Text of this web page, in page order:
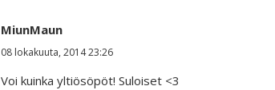
MiunMaun
08 lokakuuta, 2014 23:26
Voi kuinka yltiösöpöt! Suloiset <3